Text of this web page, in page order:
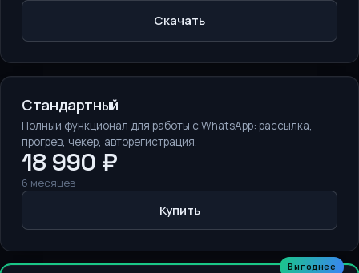
Скачать
Стандартный
Полный функционал для работы с WhatsApp: рассылка,
прогрев, чекер, авторегистрация.
18 990 ₽
6 месяцев
Купить
Выгоднее